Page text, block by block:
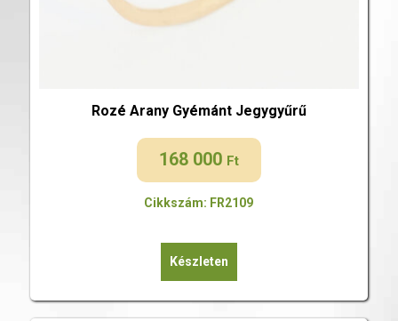
Rozé Arany Gyémánt Jegygyűrű
168 000 Ft
Cikkszám: FR2109
Készleten